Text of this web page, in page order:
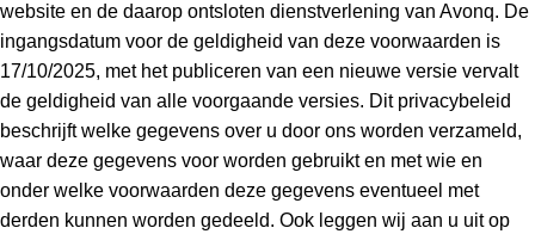
website en de daarop ontsloten dienstverlening van Avonq. De
ingangsdatum voor de geldigheid van deze voorwaarden is
17/10/2025, met het publiceren van een nieuwe versie vervalt
de geldigheid van alle voorgaande versies. Dit privacybeleid
beschrijft welke gegevens over u door ons worden verzameld,
waar deze gegevens voor worden gebruikt en met wie en
onder welke voorwaarden deze gegevens eventueel met
derden kunnen worden gedeeld. Ook leggen wij aan u uit op